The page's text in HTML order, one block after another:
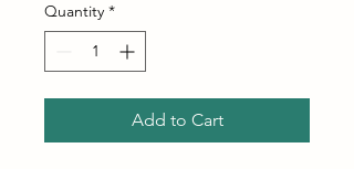
Quantity *
Add to Cart